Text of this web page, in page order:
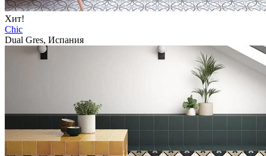
Хит!
Chic
Dual Gres, Испания